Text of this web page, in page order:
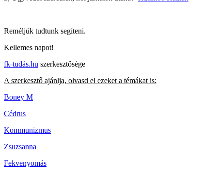
Reméljük tudtunk segíteni.
Kellemes napot!
fk-tudás.hu szerkesztősége
A szerkesztő ajánlja, olvasd el ezeket a témákat is:
Boney M
Cédrus
Kommunizmus
Zsuzsanna
Fekvenyomás